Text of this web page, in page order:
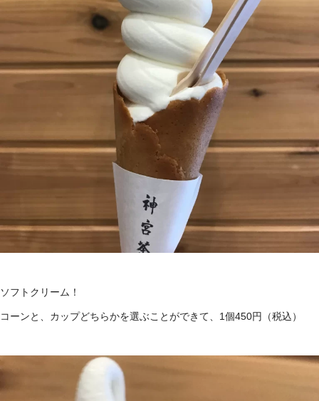
ソフトクリーム！
コーンと、カップどちらかを選ぶことができて、1個450円（税込）